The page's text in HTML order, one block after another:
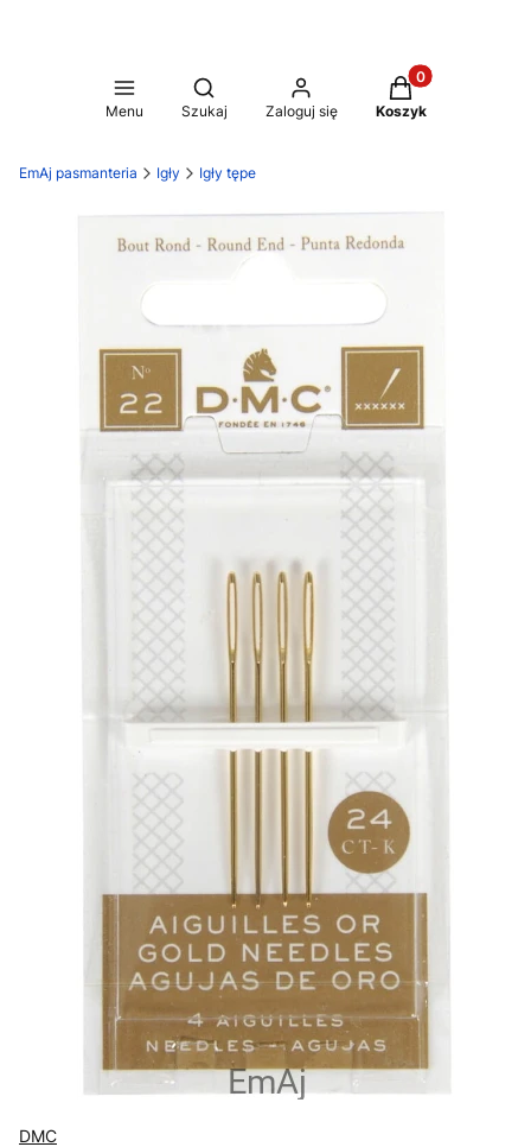
Menu
Otwórz wyszukiwarkę
Szukaj Zaloguj się
Produkty w
Koszyk
EmAj pasmanteria Igły Igły tępe
DMC